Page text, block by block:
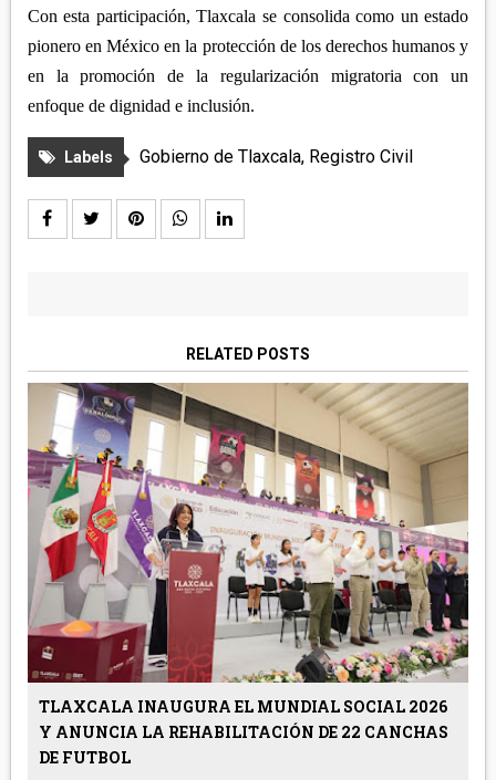
Con esta participación, Tlaxcala se consolida como un estado
pionero en México en la protección de los derechos humanos y
en la promoción de la regularización migratoria con un
enfoque de dignidad e inclusión.
Labels Gobierno de Tlaxcala, Registro Civil
RELATED POSTS
TLAXCALA INAUGURA EL MUNDIAL SOCIAL 2026
Y ANUNCIA LA REHABILITACIÓN DE 22 CANCHAS
DE FUTBOL